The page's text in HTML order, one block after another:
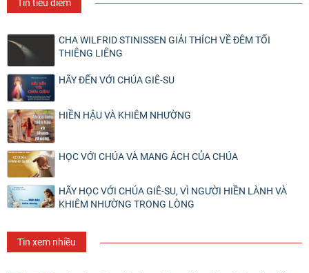
Tin tiêu điểm
CHA WILFRID STINISSEN GIẢI THÍCH VỀ ĐÊM TỐI
THIÊNG LIÊNG
HÃY ĐẾN VỚI CHÚA GIÊ-SU
HIỀN HẬU VÀ KHIÊM NHƯỜNG
HỌC VỚI CHÚA VÀ MANG ÁCH CỦA CHÚA
HÃY HỌC VỚI CHÚA GIÊ-SU, VÌ NGƯỜI HIỀN LÀNH VÀ
KHIÊM NHƯỜNG TRONG LÒNG
Tin xem nhiều